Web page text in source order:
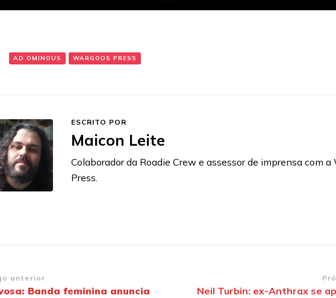
AD OMINOUS WARGODS PRESS
ESCRITO POR
Maicon Leite
Colaborador da Roadie Crew e assessor de imprensa com a
Press.
anterior
Banda feminina anuncia
Neil Turbin: ex-Anthrax se